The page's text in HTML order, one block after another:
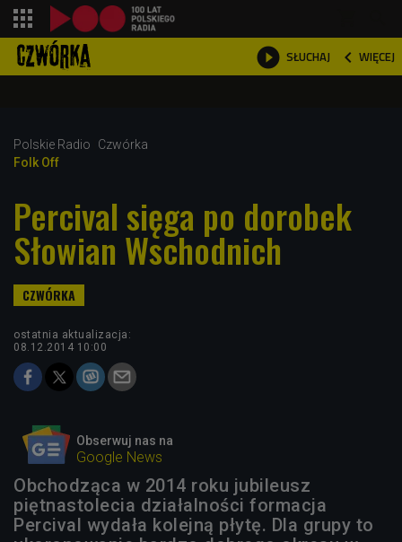
 SŁUCHAJ  WIĘCEJ

Polskie Radio
Czwórka
Folk Off
Percival sięga po dorobek
Słowian Wschodnich
ostatnia aktualizacja:
08.12.2014 10:00
Obserwuj nas na
Google News
Obchodząca w 2014 roku jubileusz
piętnastolecia działalności formacja
Percival wydała kolejną płytę. Dla grupy to